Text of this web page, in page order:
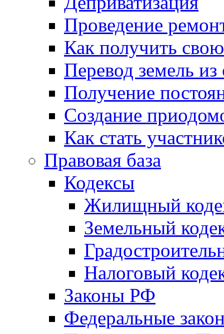
Проведение
Как получить
Перевод земель
Получение
Создание
Как стать
Правовая база
Кодексы
Жилищный
Земельный
Налоговый
Законы РФ
Федеральные